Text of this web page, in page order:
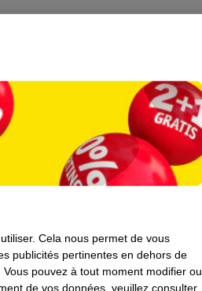
Kruidvat
de KruidvatCela nous permet de vous
publicités pertinentes en dehors de
Vous pouvez à tout moment modifier ou
de vos données, veuillez consulter